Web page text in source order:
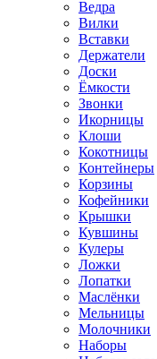
Ведра
Вилки
Вставки
Держатели
Доски
Ёмкости
Звонки
Икорницы
Клоши
Кокотницы
Контейнеры
Корзины
Кофейники
Крышки
Кувшины
Кулеры
Ложки
Лопатки
Маслёнки
Мельницы
Молочники
Наборы